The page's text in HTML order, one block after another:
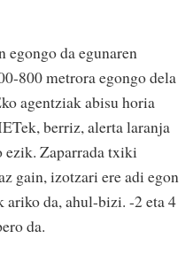
egongo da egunaren
800 metrora egongo dela
agentziak abisu horia
berriz, alerta laranja
ezik. Zaparrada txiki
gain, izotzari ere adi egon
da, ahul-bizi. -2 eta 4
da.